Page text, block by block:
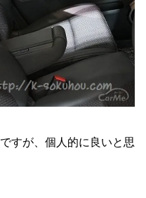
すが、個人的に良いと思